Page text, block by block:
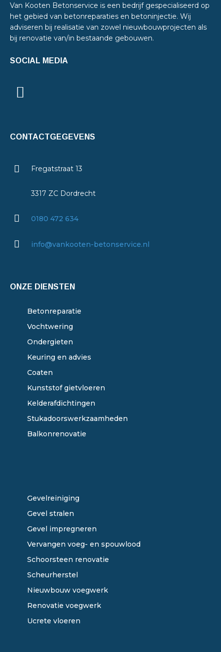
Van Kooten Betonservice is een bedrijf gespecialiseerd op
het gebied van betonreparaties en betoninjectie. Wij
adviseren bij realisatie van zowel nieuwbouwprojecten als
bij renovatie van/in bestaande gebouwen.
SOCIAL MEDIA
CONTACTGEGEVENS
Fregatstraat 13
3317 ZC Dordrecht
0180 472 634
info@vankooten-betonservice.nl
ONZE DIENSTEN
Betonreparatie
Vochtwering
Ondergieten
Keuring en advies
Coaten
Kunststof gietvloeren
Kelderafdichtingen
Stukadoorswerkzaamheden
Balkonrenovatie
Gevelreiniging
Gevel stralen
Gevel impregneren
Vervangen voeg- en spouwlood
Schoorsteen renovatie
Scheurherstel
Nieuwbouw voegwerk
Renovatie voegwerk
Ucrete vloeren